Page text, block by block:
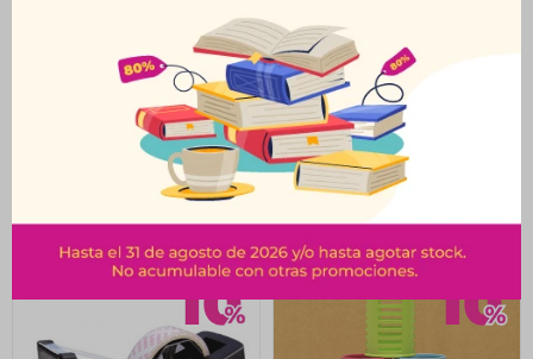
Calculadora Casio Hl-
815L Rosa
$ 536
Cintero Mediano
$ 169